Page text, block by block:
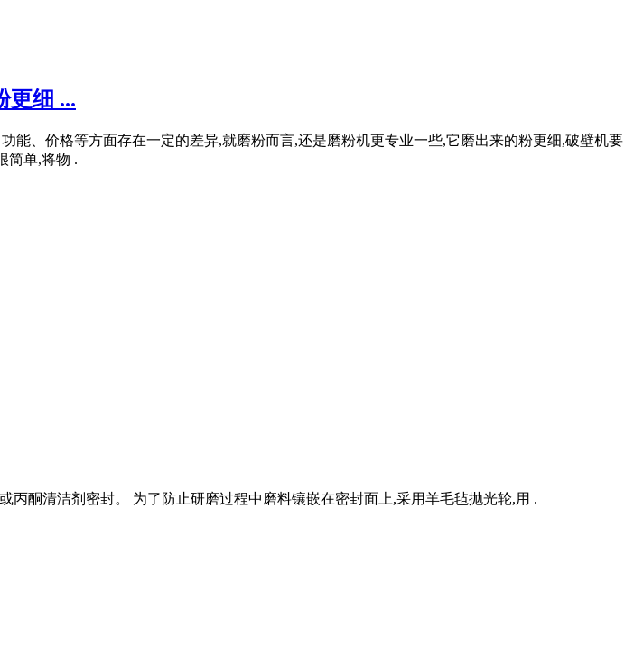
更细 ...
、价格等方面存在一定的差异,就磨粉而言,还是磨粉机更专业一些,它磨出来的粉更细,破壁机要
简单,将物 .
酮清洁剂密封。 为了防止研磨过程中磨料镶嵌在密封面上,采用羊毛毡抛光轮,用 .